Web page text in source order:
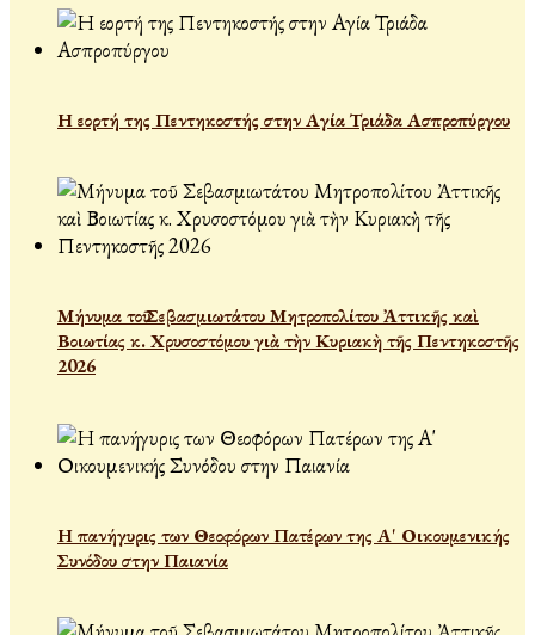
Η εορτή της Πεντηκοστής στην Αγία Τριάδα Ασπροπύργου
Μήνυμα τοῦ Σεβασμιωτάτου Μητροπολίτου Ἀττικῆς καὶ
Βοιωτίας κ. Χρυσοστόμου γιὰ τὴν Κυριακὴ τῆς Πεντηκοστῆς
2026
Η πανήγυρις των Θεοφόρων Πατέρων της Α' Οικουμενικής
Συνόδου στην Παιανία